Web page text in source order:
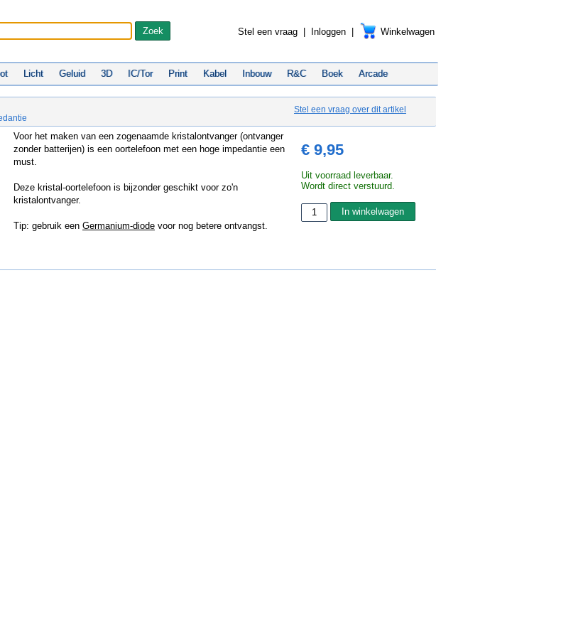
Stel een vraag Inloggen Winkelwagen
Licht Geluid 3D IC/Tor Print Kabel Inbouw R&C Boek Arcade
Stel een vraag over dit artikel
Voor het maken van een zogenaamde kristalontvanger (ontvanger
zonder batterijen) is een oortelefoon met een hoge impedantie een
must.
Deze kristal-oortelefoon is bijzonder geschikt voor zo'n
kristalontvanger.
Tip: gebruik een Germanium-diode voor nog betere ontvangst.
€ 9,95
Uit voorraad leverbaar.
Wordt direct verstuurd.